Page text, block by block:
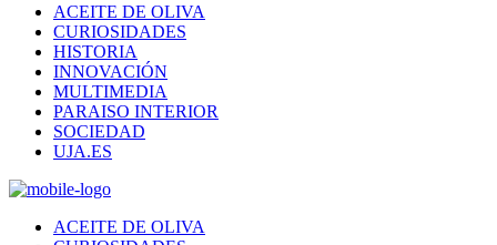
ACEITE DE OLIVA
CURIOSIDADES
HISTORIA
INNOVACIÓN
MULTIMEDIA
PARAISO INTERIOR
SOCIEDAD
UJA.ES
ACEITE DE OLIVA